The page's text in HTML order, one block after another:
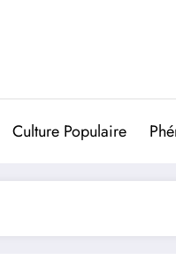
Culture Populaire